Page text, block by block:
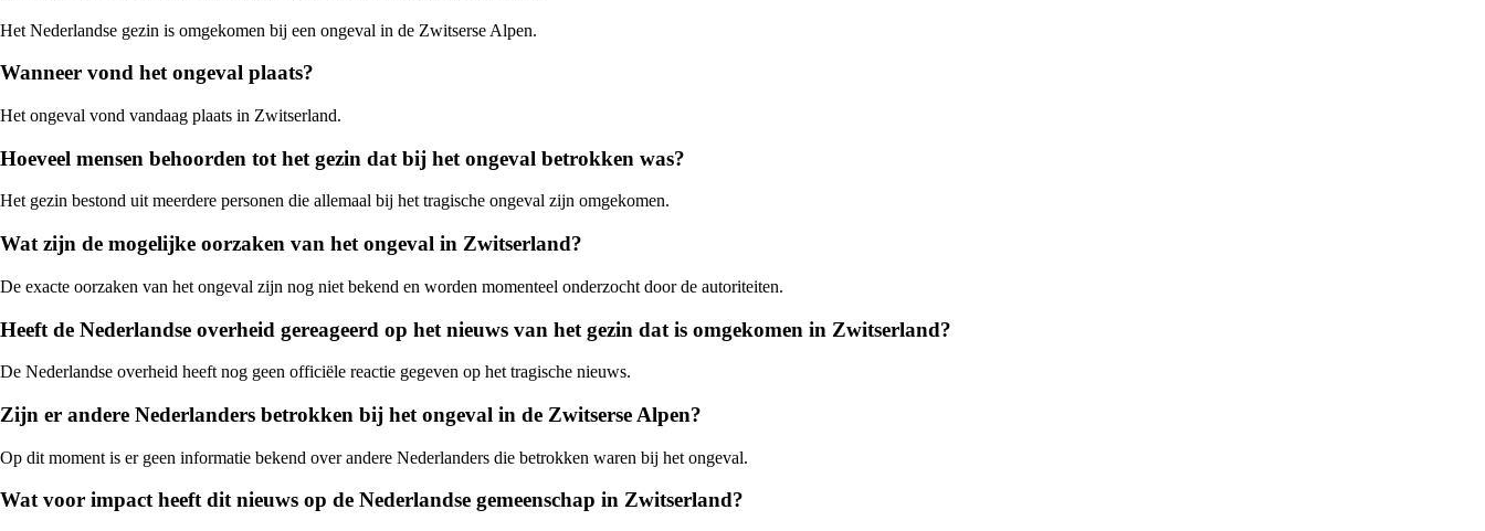
Het Nederlandse gezin is omgekomen bij een ongeval in de Zwitserse Alpen.
Wanneer vond het ongeval plaats?
Het ongeval vond vandaag plaats in Zwitserland.
Hoeveel mensen behoorden tot het gezin dat bij het ongeval betrokken was?
Het gezin bestond uit meerdere personen die allemaal bij het tragische ongeval zijn omgekomen.
Wat zijn de mogelijke oorzaken van het ongeval in Zwitserland?
De exacte oorzaken van het ongeval zijn nog niet bekend en worden momenteel onderzocht door de autoriteiten.
Heeft de Nederlandse overheid gereageerd op het nieuws van het gezin dat is omgekomen in Zwitserland?
De Nederlandse overheid heeft nog geen officiële reactie gegeven op het tragische nieuws.
Zijn er andere Nederlanders betrokken bij het ongeval in de Zwitserse Alpen?
Op dit moment is er geen informatie bekend over andere Nederlanders die betrokken waren bij het ongeval.
Wat voor impact heeft dit nieuws op de Nederlandse gemeenschap in Zwitserland?